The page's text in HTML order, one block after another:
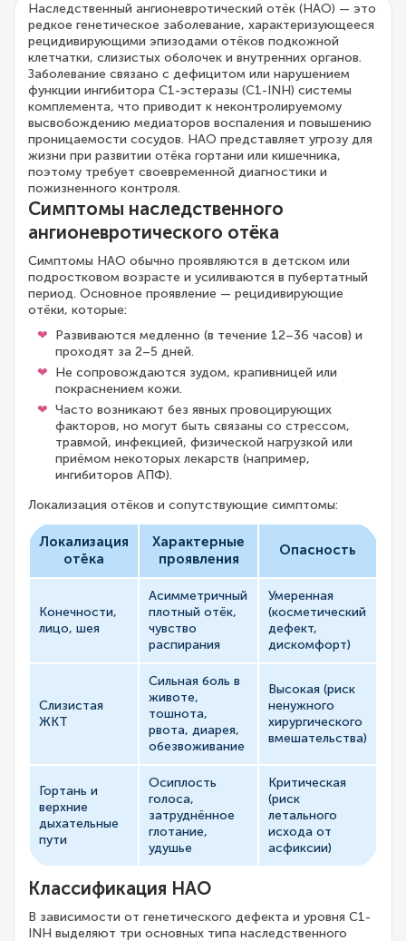
Наследственный ангионевротический отёк (НАО) — это
редкое генетическое заболевание, характеризующееся
рецидивирующими эпизодами отёков подкожной
клетчатки, слизистых оболочек и внутренних органов.
Заболевание связано с дефицитом или нарушением
функции ингибитора C1-эстеразы (C1-INH) системы
комплемента, что приводит к неконтролируемому
высвобождению медиаторов воспаления и повышению
проницаемости сосудов. НАО представляет угрозу для
жизни при развитии отёка гортани или кишечника,
поэтому требует своевременной диагностики и
пожизненного контроля.
Симптомы наследственного
ангионевротического отёка
Симптомы НАО обычно проявляются в детском или
подростковом возрасте и усиливаются в пубертатный
период. Основное проявление — рецидивирующие
отёки, которые:
Развиваются медленно (в течение 12–36 часов) и
проходят за 2–5 дней.
Не сопровождаются зудом, крапивницей или
покраснением кожи.
Часто возникают без явных провоцирующих
факторов, но могут быть связаны со стрессом,
травмой, инфекцией, физической нагрузкой или
приёмом некоторых лекарств (например,
ингибиторов АПФ).
Локализация отёков и сопутствующие симптомы:
Локализация
отёка
Характерные
проявления
Опасность
Конечности,
лицо, шея
Асимметричный
плотный отёк,
чувство
распирания
Умеренная
(косметический
дефект,
дискомфорт)
Слизистая
ЖКТ
Сильная боль в
животе,
тошнота,
рвота, диарея,
обезвоживание
Высокая (риск
ненужного
хирургического
вмешательства)
Гортань и
верхние
дыхательные
пути
Осиплость
голоса,
затруднённое
глотание,
удушье
Критическая
(риск
летального
исхода от
асфиксии)
Классификация НАО
В зависимости от генетического дефекта и уровня C1-
INH выделяют три основных типа наследственного